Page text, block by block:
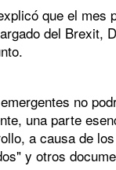
que el mes
del Brexit,
no
una parte
a causa de
y otros